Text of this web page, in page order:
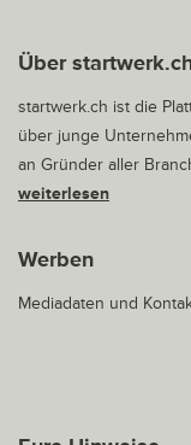
Über
startwerk.ch ist die
über junge
an Gründer aller
weiterlesen
Werben
Mediadaten und